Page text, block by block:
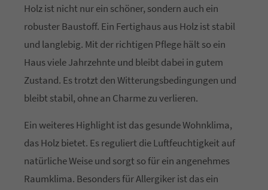
Holz ist nicht nur ein schöner, sondern auch ein
robuster Baustoff. Ein Fertighaus aus Holz ist stabil
und langlebig. Mit der richtigen Pflege hält so ein
Haus viele Jahrzehnte und bleibt dabei in gutem
Zustand. Es trotzt den Witterungsbedingungen und
bleibt stabil, ohne an Charme zu verlieren.
Ein weiteres Highlight ist das gesunde Wohnklima,
das Holz bietet. Es reguliert die Luftfeuchtigkeit auf
natürliche Weise und sorgt so für ein angenehmes
Raumklima. Besonders für Allergiker ist das ein